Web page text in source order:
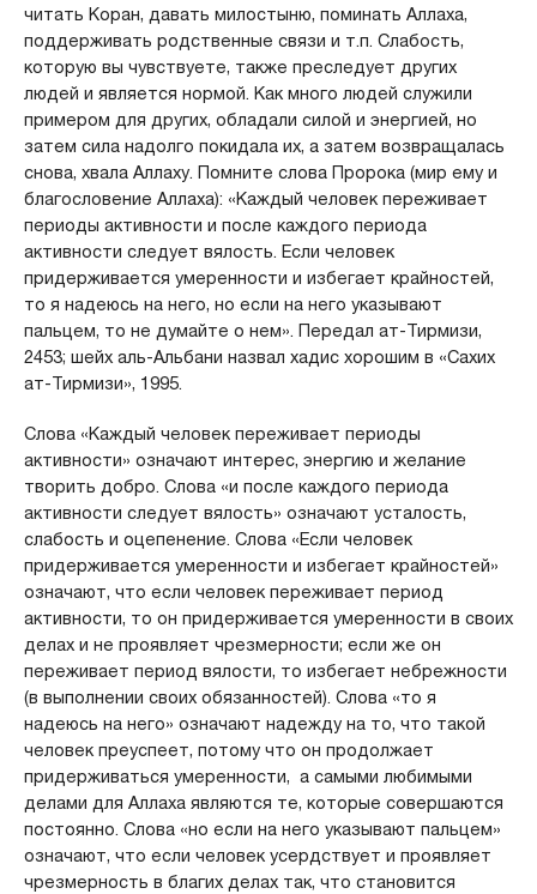
читать Коран, давать милостыню, поминать Аллаха,
поддерживать родственные связи и т.п. Слабость,
которую вы чувствуете, также преследует других
людей и является нормой. Как много людей служили
примером для других, обладали силой и энергией, но
затем сила надолго покидала их, а затем возвращалась
снова, хвала Аллаху. Помните слова Пророка (мир ему и
благословение Аллаха): «Каждый человек переживает
периоды активности и после каждого периода
активности следует вялость. Если человек
придерживается умеренности и избегает крайностей,
то я надеюсь на него, но если на него указывают
пальцем, то не думайте о нем». Передал ат-Тирмизи,
2453; шейх аль-Альбани назвал хадис хорошим в «Сахих
ат-Тирмизи», 1995.
Слова «Каждый человек переживает периоды
активности» означают интерес, энергию и желание
творить добро. Слова «и после каждого периода
активности следует вялость» означают усталость,
слабость и оцепенение. Слова «Если человек
придерживается умеренности и избегает крайностей»
означают, что если человек переживает период
активности, то он придерживается умеренности в своих
делах и не проявляет чрезмерности; если же он
переживает период вялости, то избегает небрежности
(в выполнении своих обязанностей). Слова «то я
надеюсь на него» означают надежду на то, что такой
человек преуспеет, потому что он продолжает
придерживаться умеренности, а самыми любимыми
делами для Аллаха являются те, которые совершаются
постоянно. Слова «но если на него указывают пальцем»
означают, что если человек усердствует и проявляет
чрезмерность в благих делах так, что становится